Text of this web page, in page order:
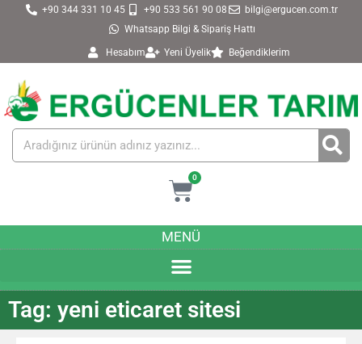
+90 344 331 10 45 +90 533 561 90 08
bilgi@ergucen.com.tr
Whatsapp Bilgi & Sipariş Hattı
Hesabım Yeni Üyelik Beğendiklerim
0
MENÜ
Tag: yeni eticaret sitesi